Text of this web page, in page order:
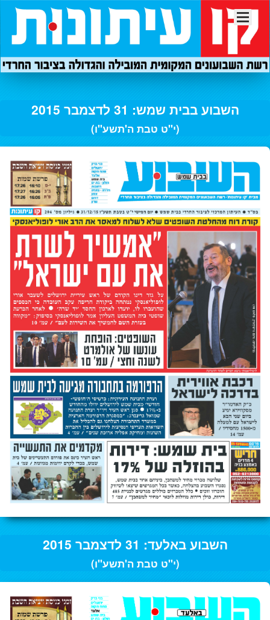
השבוע בבית שמש: 31 לדצמבר 2015
(י"ט טבת ה'תשע"ו)
השבוע באלעד: 31 לדצמבר 2015
(י"ט טבת ה'תשע"ו)